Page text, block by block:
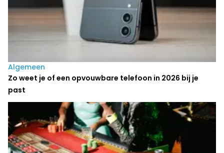
Algemeen
Zo weet je of een opvouwbare telefoon in 2026 bij je
past